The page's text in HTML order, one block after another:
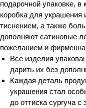
подарочной упаковке,
коробка для украшения
тиснением, а также
дополняют сатиновые
пожеланием и
Все изделия
дарить их без
Каждая деталь
украшения стал
до оттиска сургуча